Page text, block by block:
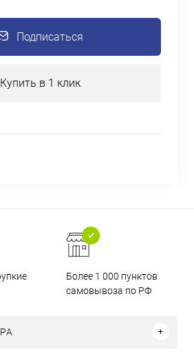
Подписаться
Купить в 1 клик
Более 1 000 пунктов
самовывоза по РФ